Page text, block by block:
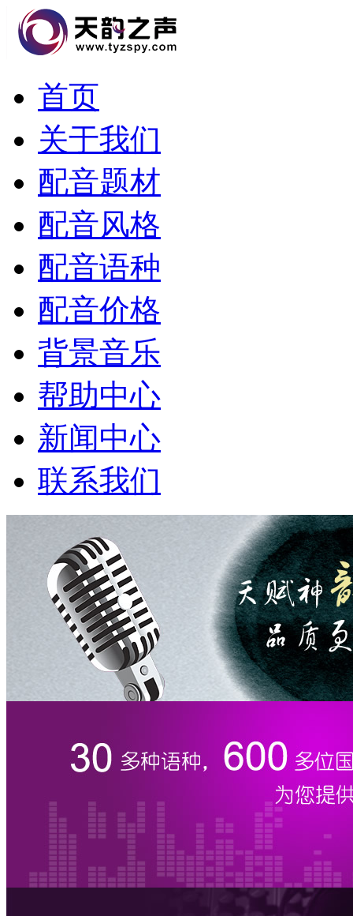
首页
关于我们
配音题材
配音风格
配音语种
配音价格
背景音乐
帮助中心
新闻中心
联系我们